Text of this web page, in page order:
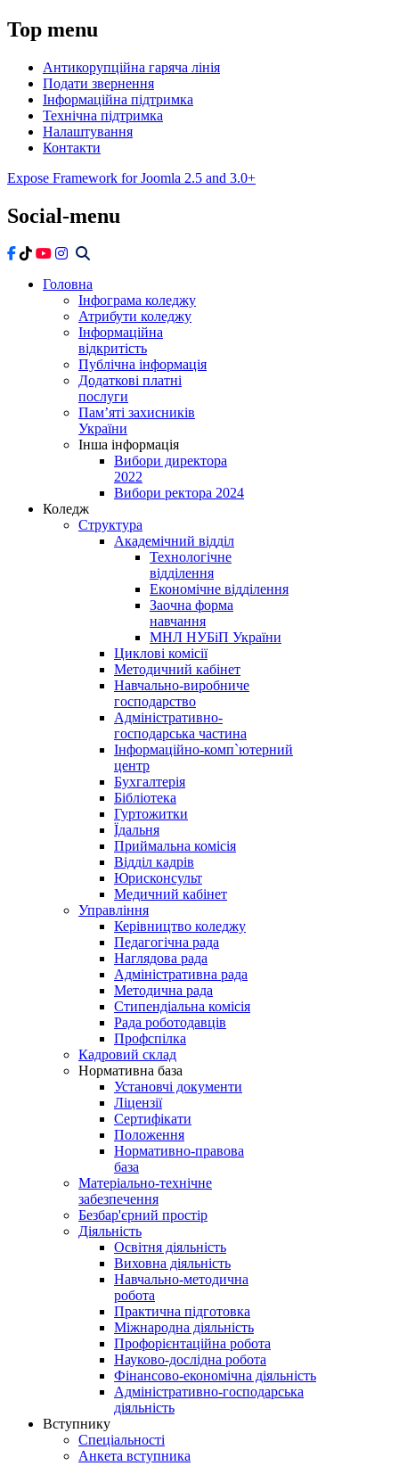
Top menu
Антикорупційна гаряча лінія
Подати звернення
Інформаційна підтримка
Технічна підтримка
Налаштування
Контакти
Expose Framework for Joomla 2.5 and 3.0+
Social-menu
Головна
Інфограма коледжу
Атрибути коледжу
Інформаційна
відкритість
Публічна інформація
Додаткові платні
послуги
Пам’яті захисників
України
Інша інформація
Вибори директора
2022
Вибори ректора 2024
Коледж
Структура
Академічний відділ
Технологічне
відділення
Економічне відділення
Заочна форма
навчання
МНЛ НУБіП України
Циклові комісії
Методичний кабінет
Навчально-виробниче
господарство
Адміністративно-
господарська частина
Інформаційно-комп`ютерний
центр
Бухгалтерія
Бібліотека
Гуртожитки
Їдальня
Приймальна комісія
Відділ кадрів
Юрисконсульт
Медичний кабінет
Управління
Керівництво коледжу
Педагогічна рада
Наглядова рада
Адміністративна рада
Методична рада
Стипендіальна комісія
Рада роботодавців
Профспілка
Кадровий склад
Нормативна база
Установчі документи
Ліцензії
Сертифікати
Положення
Нормативно-правова
база
Матеріально-технічне
забезпечення
Безбар'єрний простір
Діяльність
Освітня діяльність
Виховна діяльність
Навчально-методична
робота
Практична підготовка
Міжнародна діяльність
Профорієнтаційна робота
Науково-дослідна робота
Фінансово-економічна діяльність
Адміністративно-господарська
діяльність
Вступнику
Спеціальності
Анкета вступника